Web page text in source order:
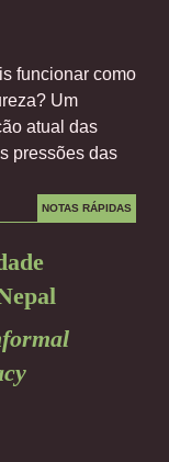
funcionar como
Um
atual das
pressões das
NOTAS RÁPIDAS